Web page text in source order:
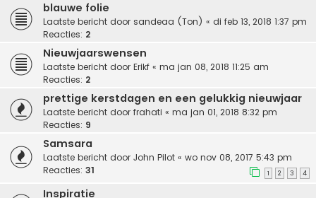
blauwe folie
Laatste bericht door sandeaa (Ton) « di feb 13, 2018 1:37 pm
Reacties: 2
Nieuwjaarswensen
Laatste bericht door Erikf « ma jan 08, 2018 11:25 am
Reacties: 2
prettige kerstdagen en een gelukkig nieuwjaar
Laatste bericht door frahati « ma jan 01, 2018 8:32 pm
Reacties: 9
Samsara
Laatste bericht door John Pilot « wo nov 08, 2017 5:43 pm
Reacties: 31 1 2 3 4
Inspiratie